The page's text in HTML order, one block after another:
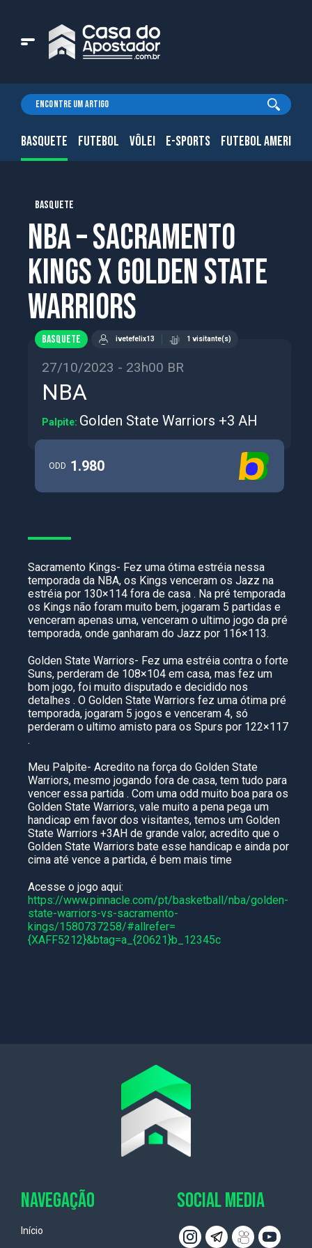
BASQUETE FUTEBOL VÔLEI E-SPORTS FUTEBOL
BASQUETE
NBA – Sacramento
Kings x Golden State
Warriors
BASQUETE ivetefelix13 1 visitante(s)
27/10/2023 - 23h00 BR
NBA
Palpite: Golden State Warriors +3 AH
ODD 1.980
Sacramento Kings- Fez uma ótima estréia nessa
temporada da NBA, os Kings venceram os Jazz na
estréia por 130×114 fora de casa . Na pré temporada
os Kings não foram muito bem, jogaram 5 partidas e
venceram apenas uma, venceram o ultimo jogo da pré
temporada, onde ganharam do Jazz por 116×113.
Golden State Warriors- Fez uma estréia contra o forte
Suns, perderam de 108×104 em casa, mas fez um
bom jogo, foi muito disputado e decidido nos
detalhes . O Golden State Warriors fez uma ótima pré
temporada, jogaram 5 jogos e venceram 4, só
perderam o ultimo amisto para os Spurs por 122×117
.
Meu Palpite- Acredito na força do Golden State
Warriors, mesmo jogando fora de casa, tem tudo para
vencer essa partida . Com uma odd muito boa para os
Golden State Warriors, vale muito a pena pega um
handicap em favor dos visitantes, temos um Golden
State Warriors +3AH de grande valor, acredito que o
Golden State Warriors bate esse handicap e ainda por
cima até vence a partida, é bem mais time
Acesse o jogo aqui:
https://www.pinnacle.com/pt/basketball/nba/golden-
state-warriors-vs-sacramento-
kings/1580737258/#allrefer=
{XAFF5212}&btag=a_{20621}b_12345c
NAVEGAÇÃO
Início
SOCIAL MEDIA